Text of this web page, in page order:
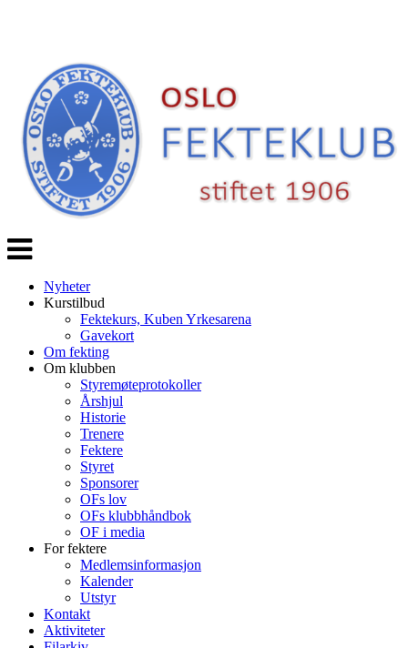
Veksle
navigasjon
Nyheter
Kurstilbud
Fektekurs, Kuben Yrkesarena
Gavekort
Om fekting
Om klubben
Styremøteprotokoller
Årshjul
Historie
Trenere
Fektere
Styret
Sponsorer
OFs lov
OFs klubbhåndbok
OF i media
For fektere
Medlemsinformasjon
Kalender
Utstyr
Kontakt
Aktiviteter